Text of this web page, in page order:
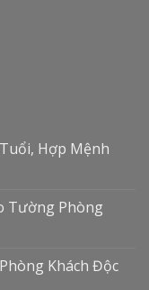
Hợp Mệnh
Tường Phòng
Khách Độc